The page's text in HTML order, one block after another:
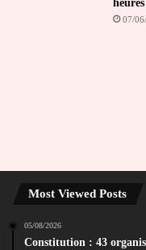
07/
Most Viewed Posts
05/08/2026
Constitution : 43